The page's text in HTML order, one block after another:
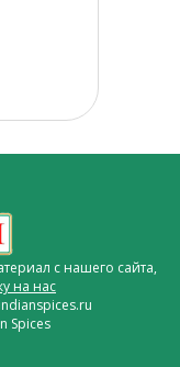
с нашего сайта,
на нас
Spices